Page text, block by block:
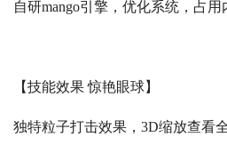
自研mango引擎，优化系统，占用
【技能效果 惊艳眼球】
独特粒子打击效果， 3D缩放查看